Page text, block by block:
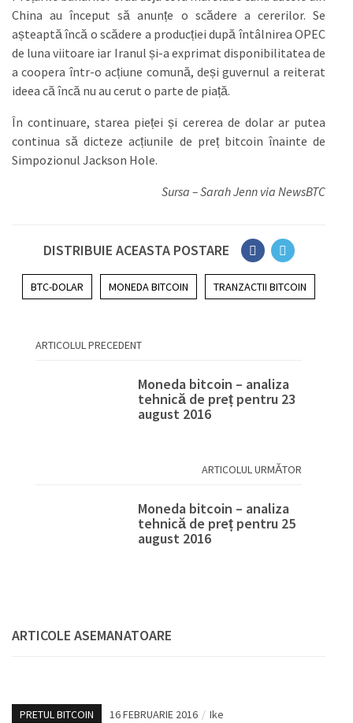
China au început să anunțe o scădere a cererilor. Se
așteaptă încă o scădere a producției după întâlnirea OPEC
de luna viitoare iar Iranul și-a exprimat disponibilitatea de
a coopera într-o acțiune comună, deși guvernul a reiterat
ideea că încă nu au cerut o parte de piață.
În continuare, starea pieței și cererea de dolar ar putea
continua să dicteze acțiunile de preț bitcoin înainte de
Simpozionul Jackson Hole.
Sursa – Sarah Jenn via NewsBTC
DISTRIBUIE ACEASTA POSTARE
BTC-DOLAR MONEDA BITCOIN TRANZACTII BITCOIN
ARTICOLUL PRECEDENT
Moneda bitcoin – analiza
tehnică de preț pentru 23
august 2016
ARTICOLUL URMĂTOR
Moneda bitcoin – analiza
tehnică de preț pentru 25
august 2016
ARTICOLE ASEMANATOARE
PRETUL BITCOIN 16 FEBRUARIE 2016 / Ike